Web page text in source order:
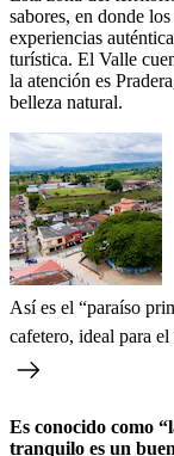
sabores, en donde
experiencias
turística. El Valle
la atención es
belleza natural.
Así es el “paraíso
cafetero, ideal para
Es conocido como
tranquilo es un